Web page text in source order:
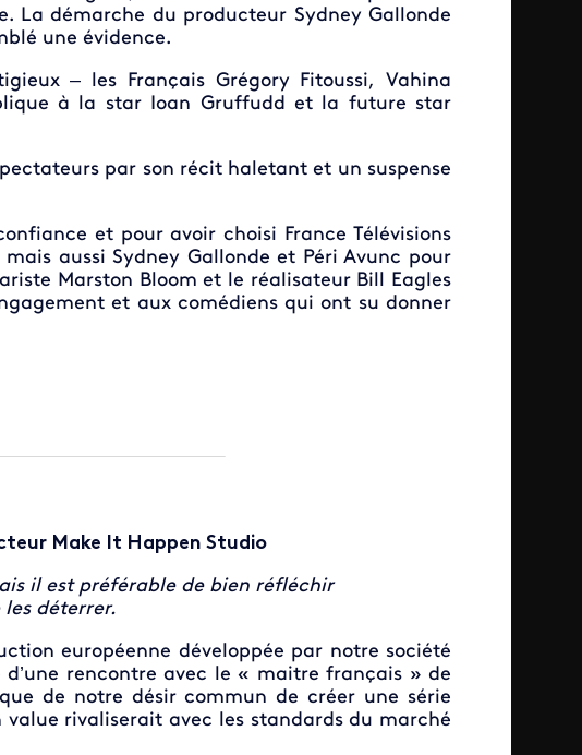
La démarche du producteur Sydney Gallonde
une évidence.
– les Français Grégory Fitoussi, Vahina
à la star Ioan Gruffudd et la future star
par son récit haletant et un suspense
et pour avoir choisi France Télévisions
aussi Sydney Gallonde et Péri Avunc pour
Marston Bloom et le réalisateur Bill Eagles
et aux comédiens qui ont su donner
Make It Happen Studio
il est préférable de bien réfléchir
déterrer.
européenne développée par notre société
rencontre avec le « maitre français » de
de notre désir commun de créer une série
rivaliserait avec les standards du marché